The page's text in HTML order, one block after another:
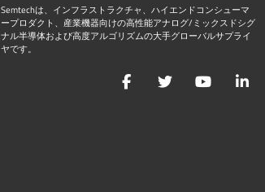
Semtechは、インフラストラクチャ、ハイエンドコンシューマ
ープロダクト、産業機器向けの高性能アナログ/ミックスドシグ
ナル半導体および高度アルゴリズムの大手グローバルサプライ
ヤです。
FacebookTwitter